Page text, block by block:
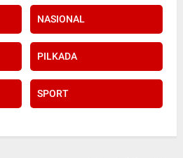
NASIONAL
PILKADA
SPORT